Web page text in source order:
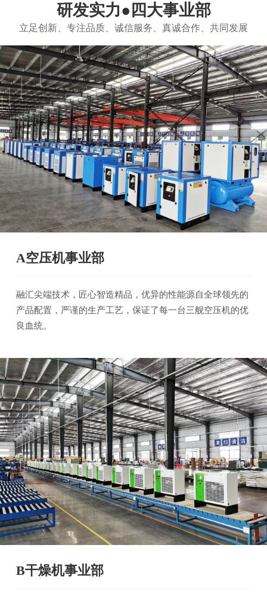
研发实力●四大事业部
立足创新、专注品质、诚信服务、真诚合作、共同发展
A空压机事业部
融汇尖端技术，匠心智造精品，优异的性能源自全球领先的
产品配置，严谨的生产工艺，保证了每一台三舰空压机的优
良血统。
B干燥机事业部